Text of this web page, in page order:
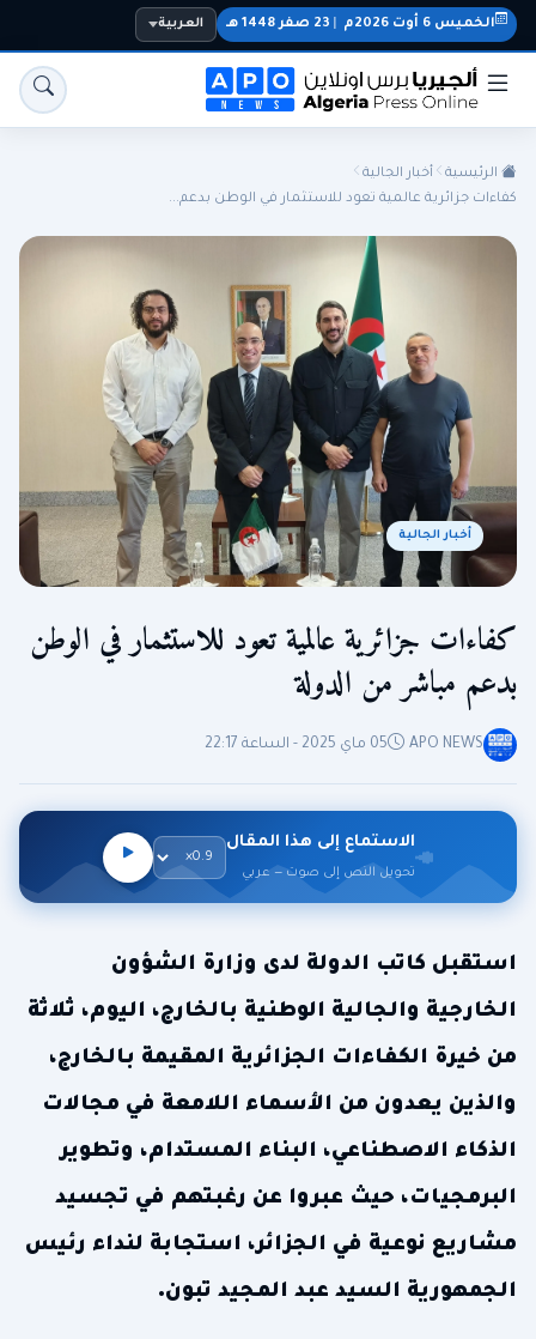
الجزائر الجالية المنتخب الوطني سياسة
اقتصاد رياضة
الخميس 6 أوت 2026م 23 صفر 1448 هـ العربية
الرئيسية
أخبار الجالية
كفاءات جزائرية عالمية تعود للاستثمار في الوطن بدعم...
أخبار الجالية
كفاءات جزائرية عالمية تعود للاستثمار في الوطن
بدعم مباشر من الدولة
APO NEWS 05 ماي 2025 - الساعة 22:17
الاستماع إلى هذا المقال
تحويل النص إلى صوت — عربي
استقبل كاتب الدولة لدى وزارة الشؤون
الخارجية والجالية الوطنية بالخارج، اليوم، ثلاثة
من خيرة الكفاءات الجزائرية المقيمة بالخارج،
والذين يعدون من الأسماء اللامعة في مجالات
الذكاء الاصطناعي، البناء المستدام، وتطوير
البرمجيات، حيث عبروا عن رغبتهم في تجسيد
مشاريع نوعية في الجزائر، استجابة لنداء رئيس
الجمهورية السيد عبد المجيد تبون.